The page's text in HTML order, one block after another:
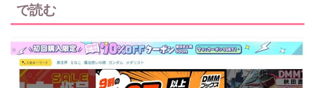
で読む